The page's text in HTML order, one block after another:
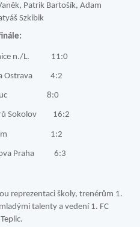
Patrik Bartošík, Adam
Szkibik
n./L. 11:0
4:2
8:0
Sokolov 16:2
1:2
Praha 6:3
reprezentaci školy, trenérům 1.
talenty a vedení 1. FC